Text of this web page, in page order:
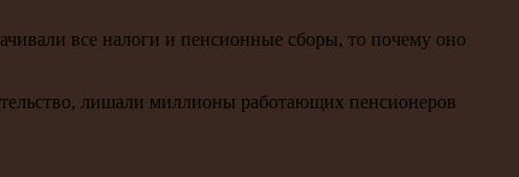
все налоги и пенсионные сборы, то почему оно
лишали миллионы работающих пенсионеров